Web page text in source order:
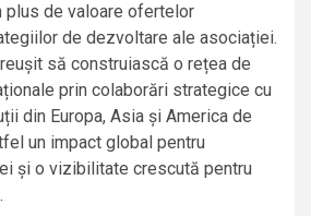
plus de valoare ofertelor
de dezvoltare ale asociației.
să construiască o rețea de
prin colaborări strategice cu
din Europa, Asia și America de
un impact global pentru
și o vizibilitate crescută pentru